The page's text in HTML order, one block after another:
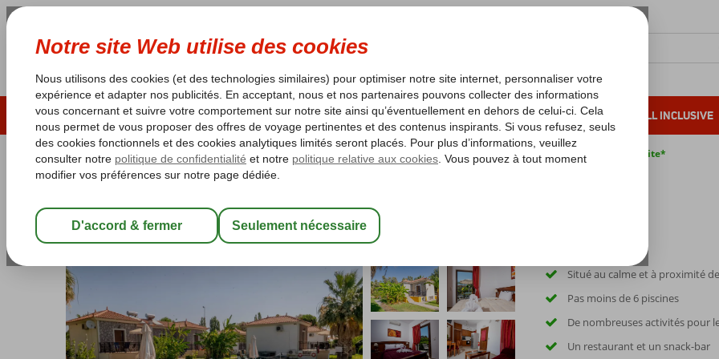
ÉTÉ 2026 LAST MINUTES SOLEIL D'HIVER VACANCES AU SOLEIL ALL INCLUSIVE
Les garanties de vacances Garantie du prix le plus bas* Pas de surcharge carburant Annulation gratuite*
Kaloni Village
Situé au calme et à proximité
Pas moins de 6 piscines
De nombreuses activités pour
Un restaurant et un snack-bar